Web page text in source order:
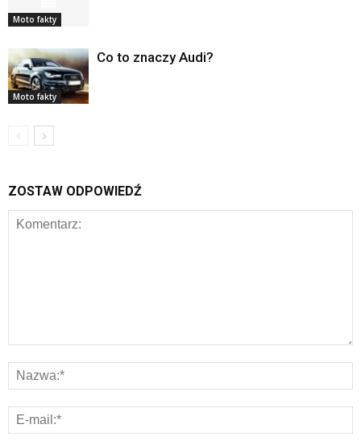
Moto fakty
Moto fakty
Co to znaczy Audi?
ZOSTAW ODPOWIEDŹ